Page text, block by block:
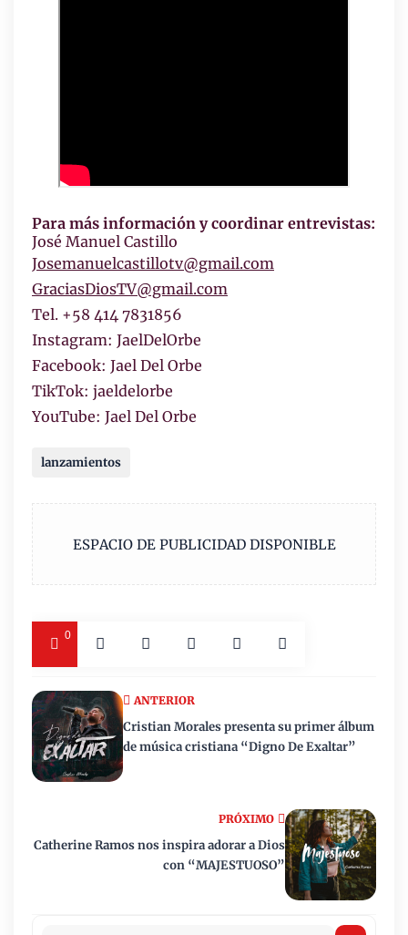
Para más información y coordinar entrevistas:
José Manuel Castillo
Josemanuelcastillotv@gmail.com
GraciasDiosTV@gmail.com
Tel. +58 414 7831856
Instagram: JaelDelOrbe
Facebook: Jael Del Orbe
TikTok: jaeldelorbe
YouTube: Jael Del Orbe
lanzamientos
ESPACIO DE PUBLICIDAD DISPONIBLE
0
PRÓXIMO
Catherine Ramos nos inspira adorar a Dios
con “MAJESTUOSO”
ANTERIOR
Cristian Morales presenta su primer álbum
de música cristiana “Digno De Exaltar”